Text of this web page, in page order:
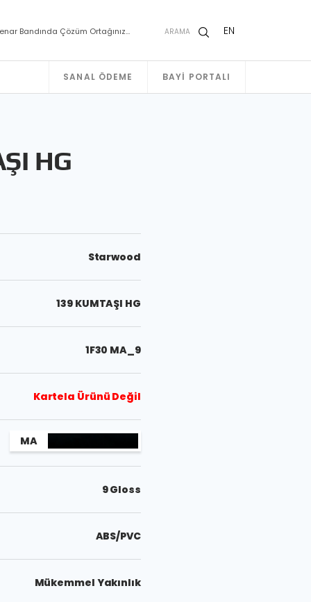
Bandında Çözüm Ortağınız… ARAMA EN
SANAL ÖDEME BAYI PORTALI
HG
Starwood
139 KUMTAŞI HG
1F30 MA_9
Kartela Ürünü Değil
MA
9 Gloss
ABS/PVC
Mükemmel Yakınlık